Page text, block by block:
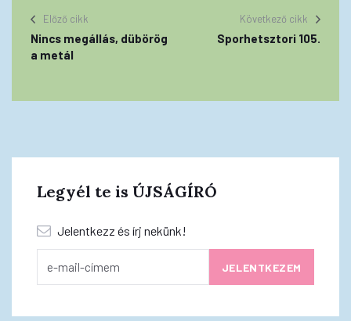
Előző cikk
Nincs megállás, dübörög
a metál
Következő cikk
Sporhetsztori 105.
Legyél te is ÚJSÁGÍRÓ
Jelentkezz és írj nekünk!